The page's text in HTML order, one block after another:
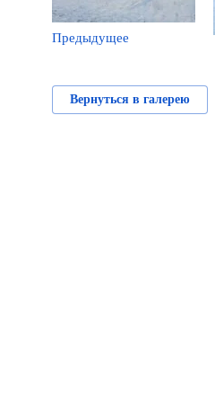
Предыдущее
Вернуться в галерею